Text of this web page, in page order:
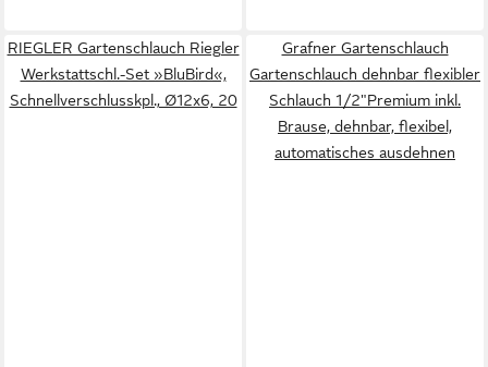
RIEGLER Gartenschlauch Riegler
Werkstattschl.-Set »BluBird«,
Schnellverschlusskpl., Ø12x6, 20
Grafner Gartenschlauch
Gartenschlauch dehnbar flexibler
Schlauch 1/2"Premium inkl.
Brause, dehnbar, flexibel,
automatisches ausdehnen